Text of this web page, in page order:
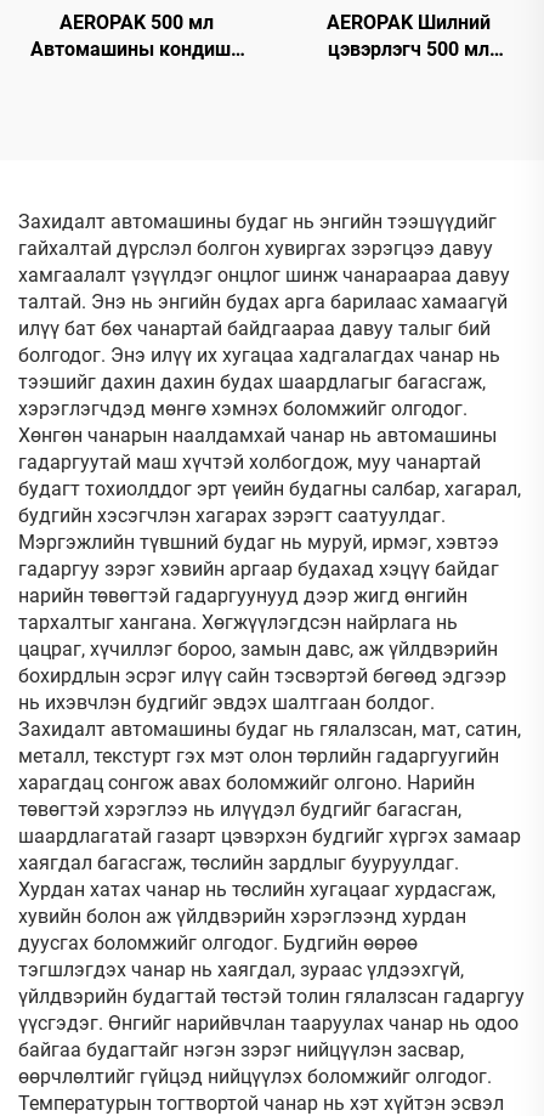
AEROPAK 500 мл
Автомашины кондишн
AEROPAK Шилний
цэвэрлэгч 500 мл
Захидалт автомашины будаг нь энгийн тээшүүдийг
гайхалтай дүрслэл болгон хувиргах зэрэгцээ давуу
хамгаалалт үзүүлдэг онцлог шинж чанараараа давуу
талтай. Энэ нь энгийн будах арга барилаас хамаагүй
илүү бат бөх чанартай байдгаараа давуу талыг бий
болгодог. Энэ илүү их хугацаа хадгалагдах чанар нь
тээшийг дахин дахин будах шаардлагыг багасгаж,
хэрэглэгчдэд мөнгө хэмнэх боломжийг олгодог.
Хөнгөн чанарын наалдамхай чанар нь автомашины
гадаргуутай маш хүчтэй холбогдож, муу чанартай
будагт тохиолддог эрт үеийн будагны салбар, хагарал,
будгийн хэсэгчлэн хагарах зэрэгт саатуулдаг.
Мэргэжлийн түвшний будаг нь муруй, ирмэг, хэвтээ
гадаргуу зэрэг хэвийн аргаар будахад хэцүү байдаг
нарийн төвөгтэй гадаргуунууд дээр жигд өнгийн
тархалтыг хангана. Хөгжүүлэгдсэн найрлага нь
цацраг, хүчиллэг бороо, замын давс, аж үйлдвэрийн
бохирдлын эсрэг илүү сайн тэсвэртэй бөгөөд эдгээр
нь ихэвчлэн будгийг эвдэх шалтгаан болдог.
Захидалт автомашины будаг нь гялалзсан, мат, сатин,
металл, текстурт гэх мэт олон төрлийн гадаргуугийн
харагдац сонгож авах боломжийг олгоно. Нарийн
төвөгтэй хэрэглээ нь илүүдэл будгийг багасган,
шаардлагатай газарт цэвэрхэн будгийг хүргэх замаар
хаягдал багасгаж, төслийн зардлыг бууруулдаг.
Хурдан хатах чанар нь төслийн хугацааг хурдасгаж,
хувийн болон аж үйлдвэрийн хэрэглээнд хурдан
дуусгах боломжийг олгодог. Будгийн өөрөө
тэгшлэгдэх чанар нь хаягдал, зураас үлдээхгүй,
үйлдвэрийн будагтай төстэй толин гялалзсан гадаргуу
үүсгэдэг. Өнгийг нарийвчлан тааруулах чанар нь одоо
байгаа будагтайг нэгэн зэрэг нийцүүлэн засвар,
өөрчлөлтийг гүйцэд нийцүүлэх боломжийг олгодог.
Температурын тогтвортой чанар нь хэт хүйтэн эсвэл